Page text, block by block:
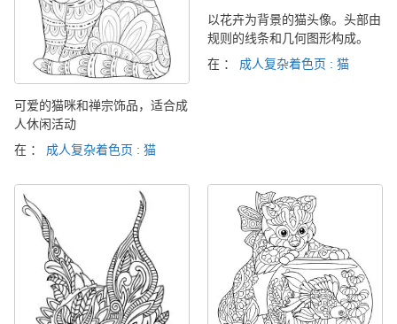
可爱的猫咪和禅宗饰品，适合成
人休闲活动
在 ： 成人复杂着色页 : 猫
以花卉为背景的猫头像。头部由
规则的线条和几何图形构成。
在 ： 成人复杂着色页 : 猫